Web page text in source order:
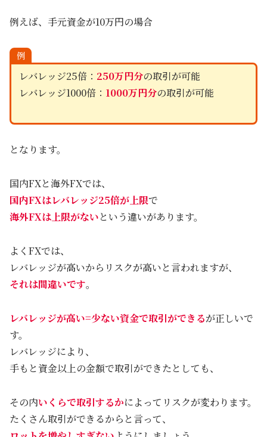
例えば、手元資金が10万円の場合
例
レバレッジ25倍： 250万円分の取引が可能
レバレッジ1000倍： 1000万円分の取引が可能
となります。
国内FXと海外FXでは、
国内FXはレバレッジ25倍が上限で
海外FXは上限がないという違いがあります。
よくFXでは、
レバレッジが高いからリスクが高いと言われますが、
それは間違いです。
レバレッジが高い=少ない資金で取引ができるが正しいで
す。
レバレッジにより、
手もと資金以上の金額で取引ができたとしても、
その内いくらで取引するかによってリスクが変わります。
たくさん取引ができるからと言って、